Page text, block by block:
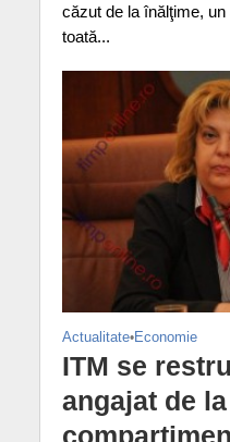
căzut de la înălţime,
toată...
Actualitate•Economie
ITM se
angajat de la